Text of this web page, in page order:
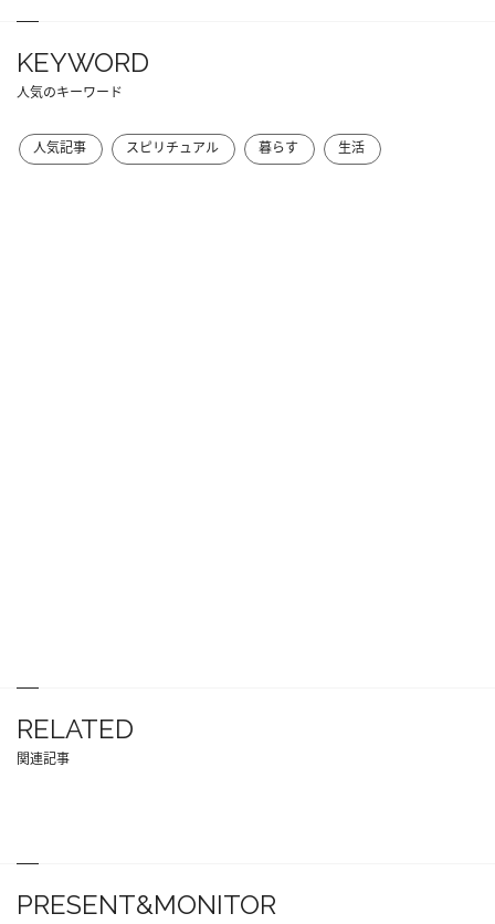
KEYWORD
人気のキーワード
人気記事 スピリチュアル 暮らす 生活
RELATED
関連記事
PRESENT&MONITOR